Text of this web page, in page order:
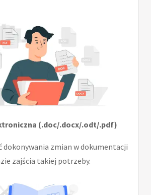
(.doc/.docx/.odt/.pdf)
dokonywania zmian w dokumentacji
zajścia takiej potrzeby.